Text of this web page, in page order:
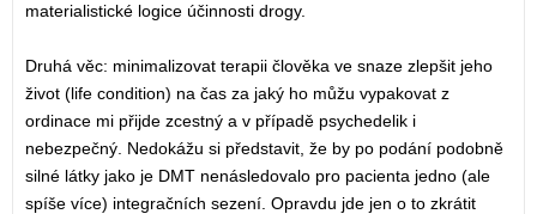
materialistické logice účinnosti drogy.
Druhá věc: minimalizovat terapii člověka ve snaze zlepšit jeho
život (life condition) na čas za jaký ho můžu vypakovat z
ordinace mi přijde zcestný a v případě psychedelik i
nebezpečný. Nedokážu si představit, že by po podání podobně
silné látky jako je DMT nenásledovalo pro pacienta jedno (ale
spíše více) integračních sezení. Opravdu jde jen o to zkrátit